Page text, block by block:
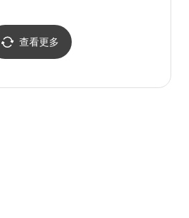
查看更多